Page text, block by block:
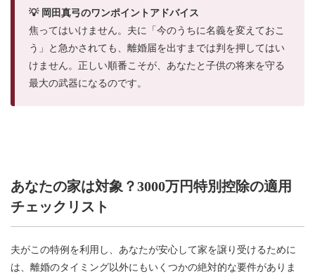
💡 岡田真弓のワンポイントアドバイス
焦ってはいけません。夫に「今のうちに名義を変えておこ
う」と急かされても、離婚届を出すまでは判を押してはい
けません。正しい順番こそが、あなたと子供の将来を守る
最大の武器になるのです。
あなたの家は対象？3000万円特別控除の適用
チェックリスト
夫がこの特例を利用し、あなたが安心して家を譲り受けるために
は、離婚のタイミング以外にもいくつかの絶対的な要件がありま